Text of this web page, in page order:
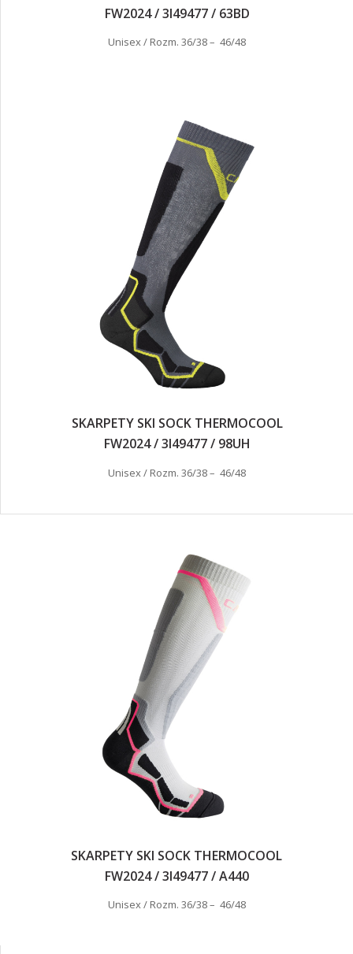
FW2024 / 3I49477 / 63BD
Unisex / Rozm. 36/38 – 46/48
SKARPETY SKI SOCK THERMOCOOL
FW2024 / 3I49477 / 98UH
Unisex / Rozm. 36/38 – 46/48
SKARPETY SKI SOCK THERMOCOOL
FW2024 / 3I49477 /A440
Unisex / Rozm. 36/38 – 46/48